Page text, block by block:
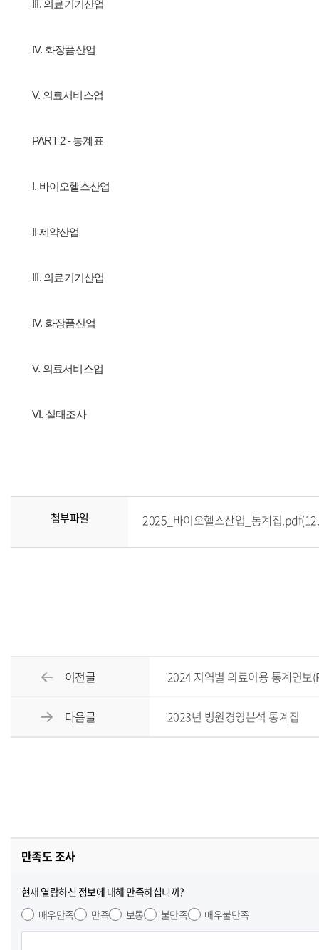
III. 의료기기산업
IV. 화장품산업
V. 의료서비스업
PART 2 - 통계표
I. 바이오헬스산업
II 제약산업
III. 의료기기산업
IV. 화장품산업
V. 의료서비스업
VI. 실태조사
첨부파일 2025_바이오헬스산업_통계집
이전글 2024 지역별 의료이용 통계연보
다음글 2023년 병원경영분석 통계집
만족도 조사
현재 열람하신 정보에 대해 만족하십니까?
매우만족
만족 보통 불만족 매우불만족